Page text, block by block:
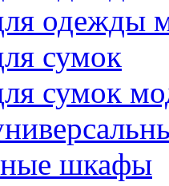
одежды
сумок
сумок
шкафы